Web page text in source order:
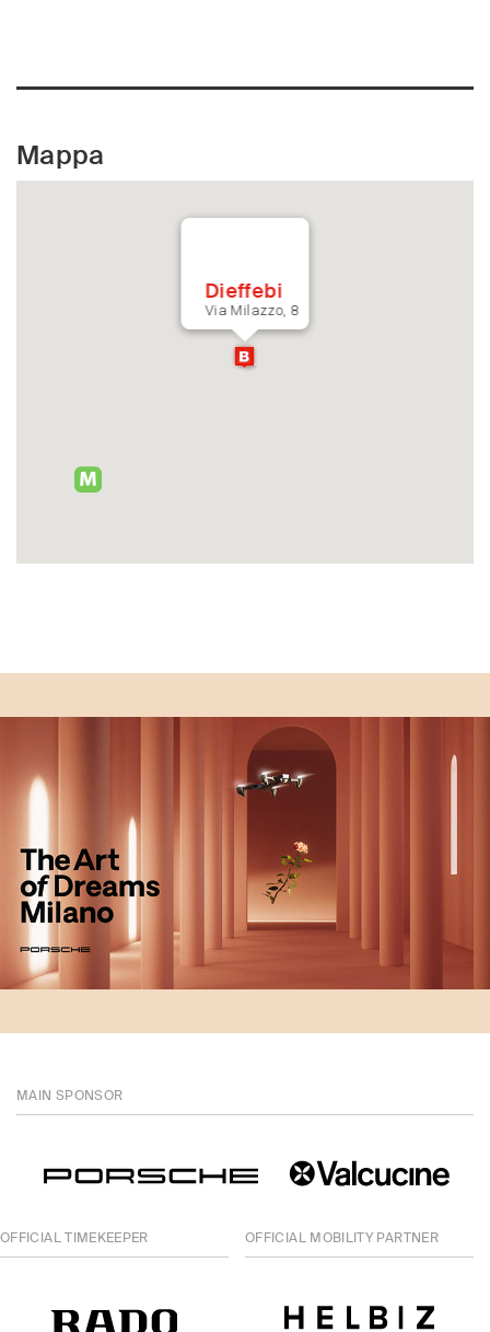
Mappa
Dieffebi
Via Milazzo, 8
MAIN SPONSOR
OFFICIAL TIMEKEEPER OFFICIAL MOBILITY PARTNER